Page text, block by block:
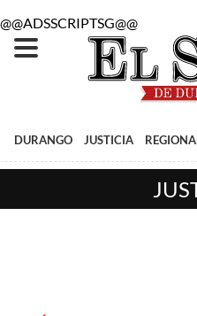
@@ADSSCRIPTSG@@
DURANGO JUSTICIA